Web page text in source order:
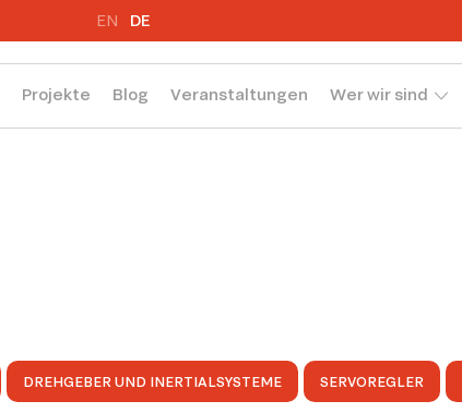
EN DE
Projekte Blog Veranstaltungen Wer wir sind
DREHGEBER UND INERTIALSYSTEME SERVOREGLER